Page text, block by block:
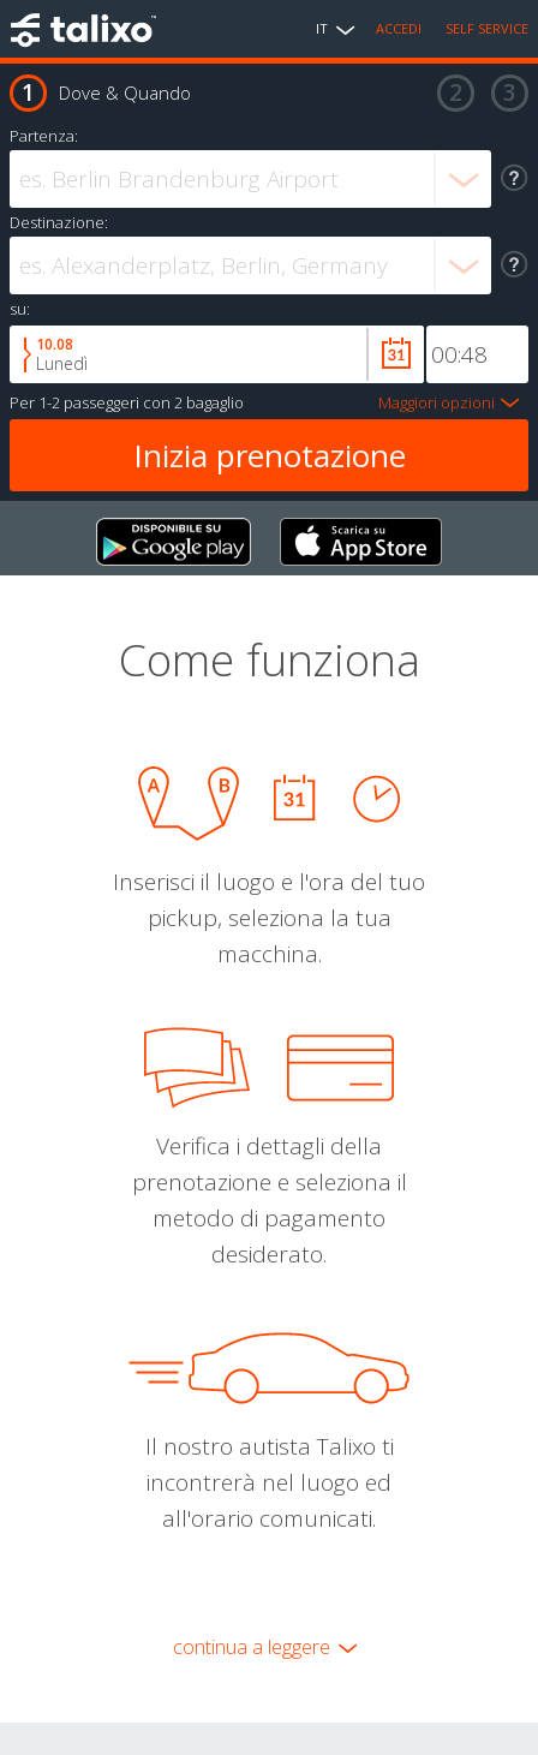
IT ACCEDI SELF SERVICE
Dove & Quando
Partenza:
Destinazione:
su:
10.08
Lunedì
Per 1-2 passeggeri con 2 bagaglio Maggiori opzioni
Come funziona
Inserisci il luogo e l'ora del tuo
pickup, seleziona la tua
macchina.
Verifica i dettagli della
prenotazione e seleziona il
metodo di pagamento
desiderato.
Il nostro autista Talixo ti
incontrerà nel luogo ed
all'orario comunicati.
continua a leggere